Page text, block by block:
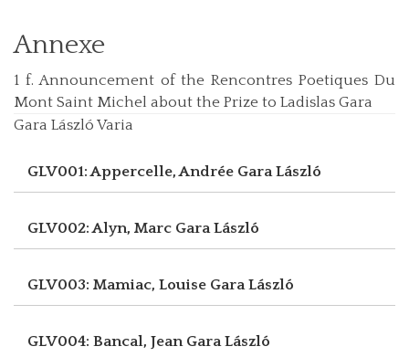
Annexe
1 f. Announcement of the Rencontres Poetiques Du
Mont Saint Michel about the Prize to Ladislas Gara
Gara László Varia
GLV001: Appercelle, Andrée Gara László
GLV002: Alyn, Marc Gara László
GLV003: Mamiac, Louise Gara László
GLV004: Bancal, Jean Gara László